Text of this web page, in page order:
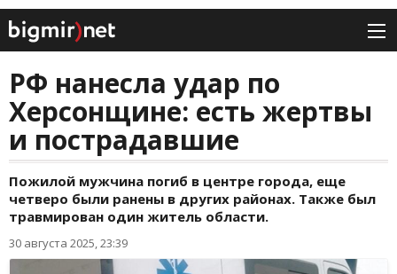
РФ нанесла удар по
Херсонщине: есть жертвы
и пострадавшие
Пожилой мужчина погиб в центре города, еще
четверо были ранены в других районах. Также был
травмирован один житель области.
30 августа 2025, 23:39